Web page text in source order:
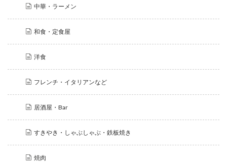
中華・ラーメン
和食・定食屋
洋食
フレンチ・イタリアンなど
居酒屋・Bar
すきやき・しゃぶしゃぶ・鉄板焼き
焼肉